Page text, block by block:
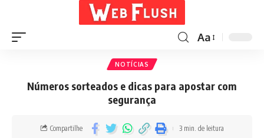
Aa
NOTÍCIAS
Números sorteados e dicas para apostar com
segurança
Compartilhe 3 min. de leitura